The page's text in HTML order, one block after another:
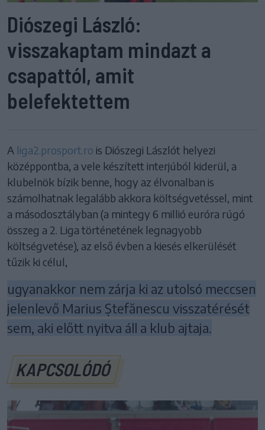
Diószegi László:
visszakaptam mindazt a
csapattól, amit
belefektettem
A liga2.prosport.ro is Diószegi Lászlót helyezi
középpontba, a vele készített interjúból kiderül, a
klubelnök bízik benne, hogy az élvonalban is
számolhatnak legalább akkora költségvetéssel, mint
a másodosztályban (a mintegy 6 millió euróra rúgó
összeg a 2. Liga történetének legnagyobb
költségvetése), az első évben a kiesés elkerülését
tűzik ki célul,
ugyanakkor nem zárja ki az utolsó meccsen
jelenlevő Marius Ștefănescu visszatérését
sem, aki előtt nyitva áll a klub ajtaja.
KAPCSOLÓDÓ